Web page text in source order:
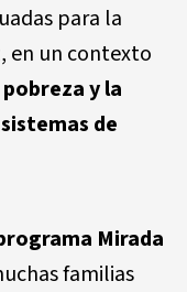
para la
en un contexto
y la
de
Mirada
familias